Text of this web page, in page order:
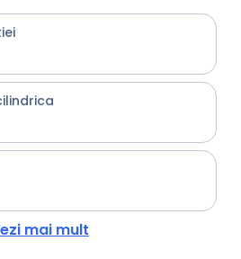
mai mult